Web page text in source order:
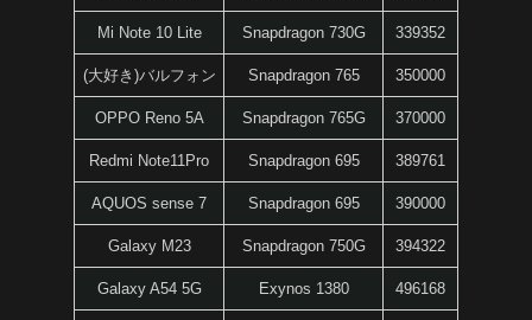
Mi Note 10 Lite Snapdragon 730G 339352
(大好き)バルフォン Snapdragon 765 350000
OPPO Reno 5A Snapdragon 765G 370000
Redmi Note11Pro Snapdragon 695 389761
AQUOS sense 7 Snapdragon 695 390000
Galaxy M23 Snapdragon 750G 394322
Galaxy A54 5G Exynos 1380 496168